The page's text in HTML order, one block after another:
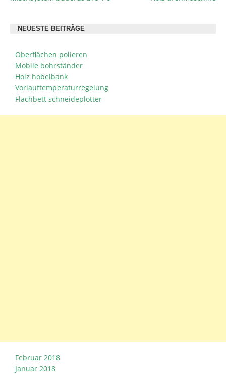
NEUESTE BEITRÄGE
Oberflächen polieren
Mobile bohrständer
Holz hobelbank
Vorlauftemperaturregelung
Flachbett schneideplotter
Februar 2018
Januar 2018